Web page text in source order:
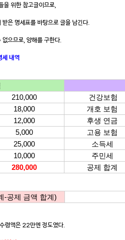
을 위한 참고글이므로,
은 명세표를 바탕으로 글을 남긴다.
으므로, 양해를 구한다.
세 내역
210,000 건강보험
18,000
개호 보험
12,000
후생 연금
5,000
고용 보험
25,000
소득세
10,000
주민세
280,000 공제 합계
-공제 금액 합계)
령액은 22만엔 정도였다.